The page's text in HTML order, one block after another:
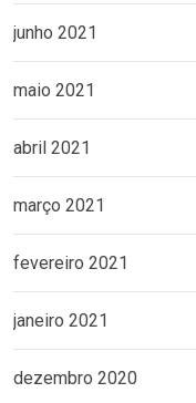
junho 2021
maio 2021
abril 2021
março 2021
fevereiro 2021
janeiro 2021
dezembro 2020